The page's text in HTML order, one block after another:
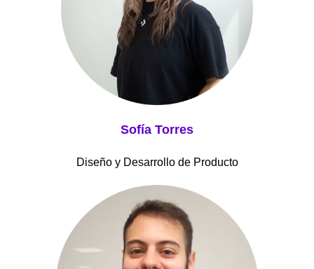
Sofía Torres
Diseño y Desarrollo de Producto